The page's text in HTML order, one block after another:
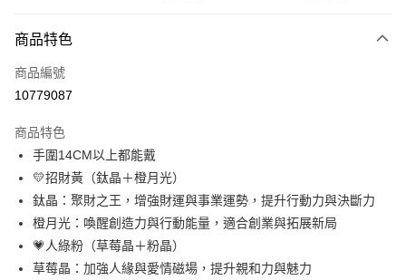
【大哥付你分期使用說明】
2.付款方式選擇「大哥付你分期」，訂單成立後會自動跳轉到大哥付的交易
流程，驗證手機門號後，選擇欲分期的期數、繳款截止日，確認付款後即完
3.實際核准額度、可分期數及費用金額請依後續交易確認頁面所載為準。
4.訂單成立30分鐘內，如未前往確認交易或遇審核未通過，訂單將自動取
消。如遇「轉專審核」未通過狀況，表示未達大哥付你分期系統評分，恕無
法說明評估內容。
1.分期款項不併入電信帳單，「大哥付你分期」於每月結算日後寄送繳費提
醒簡訊。
2.透過簡訊連結打開帳單後，可選擇「超商條碼／台灣大直營門市／銀行轉
帳／街口支付／iPASS MONEY」等通路繳費。
運送方式
全家取貨付款
每筆NT$80，滿NT$699(含以上)免運費
付款後全家取貨
萊爾富取貨付款
每筆NT$8,888，滿NT$8,888(含以上)免運費
商品特色
商品編號
10779087
商品特色
手圍14CM以上都能戴
💛招財黃（鈦晶＋橙月光）
鈦晶：聚財之王，增強財運與事業運勢，提升行動力與決斷力
橙月光：喚醒創造力與行動能量，適合創業與拓展新局
💗人綠粉（草莓晶＋粉晶）
草莓晶：加強人緣與愛情磁場，提升親和力與魅力